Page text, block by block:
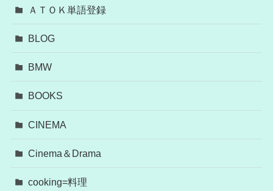
ＡＴＯＫ単語登録
BLOG
BMW
BOOKS
CINEMA
Cinema＆Drama
cooking=料理